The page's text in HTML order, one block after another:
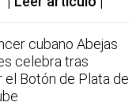
cubano Abejas
celebra tras
el Botón de Plata de